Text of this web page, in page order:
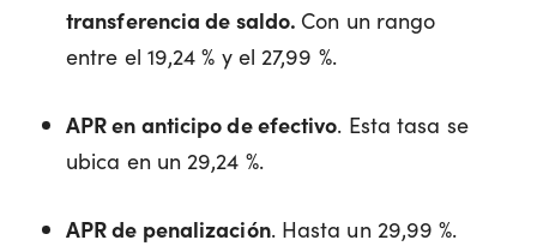
transferencia de saldo. Con un rango
entre el 19,24 % y el 27,99 %.
APR en anticipo de efectivo. Esta tasa se
ubica en un 29,24 %.
APR de penalización. Hasta un 29,99 %.